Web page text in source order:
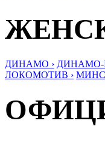
ДИНАМО › ДИНАМО-
ЛОКОМОТИВ ›